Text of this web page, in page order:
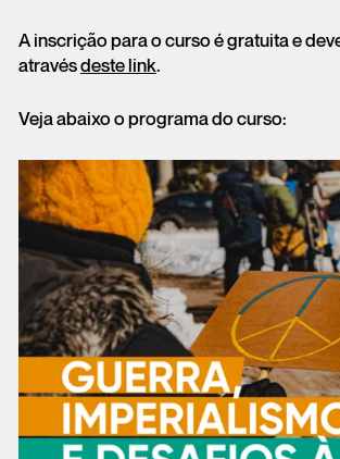
A inscrição para o curso é gratuita e
atravésdeste link.
Veja abaixo o programa do curso: